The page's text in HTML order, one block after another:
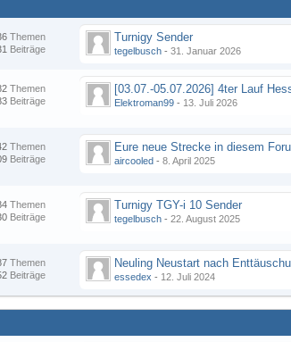
Themen
Beiträge
Turnigy Sender
tegelbusch - 31. Januar 2026
Themen
Beiträge
Elektroman99 - 13. Juli 2026
Themen
Beiträge
aircooled - 8. April 2025
Themen
Beiträge
Turnigy TGY-i 10 Sender
tegelbusch - 22. August 2025
Themen
Beiträge
Neuling Neustart nach
essedex - 12. Juli 2024